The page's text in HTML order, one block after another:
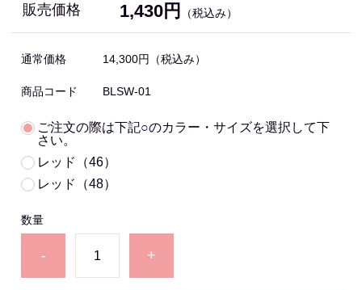
販売価格 1,430円 （税込み）
通常価格 14,300円 （税込み）
商品コード BLSW-01
ご注文の際は下記○のカラー・サイズを選択して下
さい。
レッド（46）
レッド（48）
数量
- +